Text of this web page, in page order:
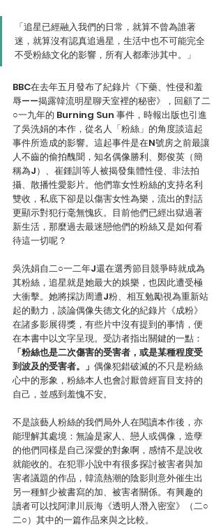
「追星已經融入我們的日常，就算不曾為誰著
迷，就算沒有認真追過星，生活中也不可能完全
不受粉絲文化的影響，所有人都牽涉其中。」
BBC在去年五月發布了紀錄片《下藥、性侵和羞
辱——揭露韓流明星聊天室裡的秘密》，回顧了二
○一九年的 Burning Sun 事件，時報出版也引進
了吳洗娟的本作，從名人「粉絲」的角度談這起
事件所造成的影響。這起事件是在N號房之前最讓
人不齒的偷拍醜聞，知名偶像勝利、鄭俊英（簡
稱為J）、崔鍾訓等人被揭發集體性侵、非法拍
攝、散播性愛影片。他們靠女性粉絲的支持名利
雙收，私底下卻是以傷害女性為樂，流出的對話
更顯示對犯行毫無愧疚。目前他們已經出獄過著
新生活，那麼過去最迷戀他們的粉絲又是如何看
待這一切呢？
吳洗娟自二○一二年J還在選秀節目競爭時就成為
其粉絲，追星就是她最大的娛樂，也因此遭受極
大衝擊。她將採訪周遭J粉、相互勉勵視為重新站
起的動力，談論偶像失德文化的紀錄片《成粉》
在諸多影展得獎，有些片中沒有提到的事情，便
在本書中以文字呈現。受訪者指出關鍵的一點：
「粉絲也是二次傷害的受害者，或是某種程度受
到波及的受害者。」 偶像犯錯破滅的不只是粉絲
心中的形象，粉絲本人也會討厭曾經盲目支持的
自己，並感到羞愧不安。
不是該藝人粉絲的我們局外人在閱讀本作後，亦
能理解其處境：無論是家人、戀人或偶像，造孽
的他們同樣是自己深愛的對象啊，感情不是說收
就能收的。在犯罪小說中有很多探討被害者與加
害者議題的作品，韓流熱潮的陰影則意外催生出
另一種鮮少被書寫的加、被害者關係。有興趣的
讀者可以找阿津川辰海《透明人潛入密室》（二○
二○）其中的一篇作品來與之比較。